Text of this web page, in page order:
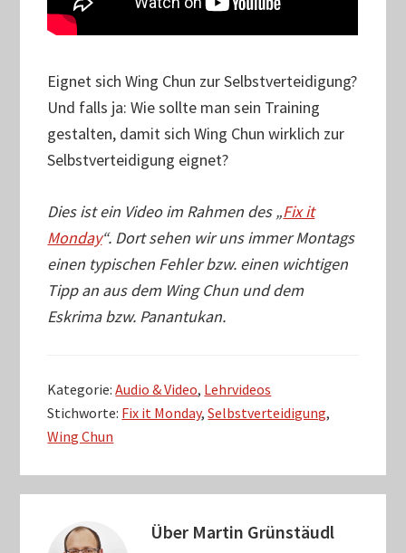
Eignet sich Wing Chun zur Selbstverteidigung?
Und falls ja: Wie sollte man sein Training
gestalten, damit sich Wing Chun wirklich zur
Selbstverteidigung eignet?
Dies ist ein Video im Rahmen des „Fix it
Monday“. Dort sehen wir uns immer Montags
einen typischen Fehler bzw. einen wichtigen
Tipp an aus dem Wing Chun und dem
Eskrima bzw. Panantukan.
Kategorie:Audio & Video, Lehrvideos
Stichworte: Fix it Monday,Selbstverteidigung,
Wing Chun
Über Martin Grünstäudl